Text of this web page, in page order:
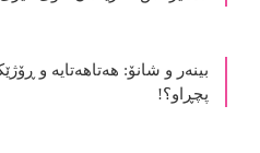
بینەر و شانۆ: هەتاھەتایە و
پچڕاو؟!